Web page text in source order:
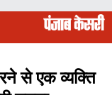
से एक व्यक्ति